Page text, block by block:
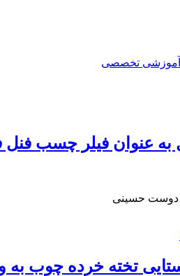
آموزشی تخصصی
به عنوان فیلر چسب فنل
دوست حسینی
تخته خرده چوب به